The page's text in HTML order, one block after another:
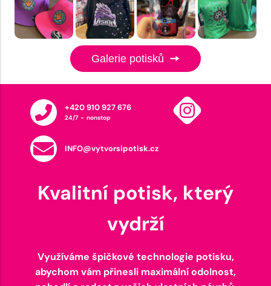
Galerie potisků
+420 910 927 676
24/7 - nonstop
INFO@vytvorsipotisk.cz
Kvalitní potisk, který
vydrží
Využíváme špičkové technologie potisku,
abychom vám přinesli maximální odolnost,